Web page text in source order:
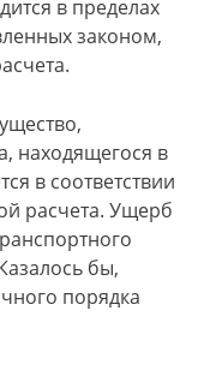
в пределах
законом,
находящегося в
в соответствии
расчета. Ущерб
бы,
порядка